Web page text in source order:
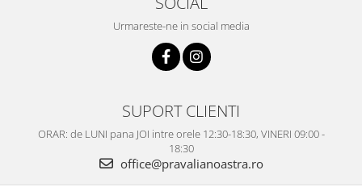
Urmareste-ne in social media
SUPORT CLIENTI
ORAR: de LUNI pana JOI intre orele 12:30-18:30, VINERI 09:00 -
18:30
office@pravalianoastra.ro